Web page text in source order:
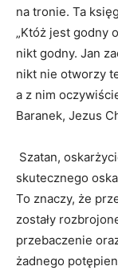
na tronie. Ta
„Któż jest godny
nikt godny. Jan
nikt nie otworzy
a z nim
Baranek, Jezus
Szatan,
skutecznego
To znaczy, że
zostały
przebaczenie
żadnego